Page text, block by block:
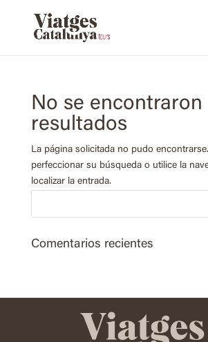
No se encontraron
resultados
La página solicitada no pudo
perfeccionar su búsqueda o utilice la
localizar la entrada.
Comentarios recientes